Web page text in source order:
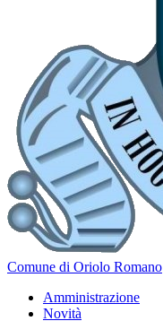
Comune di Oriolo Romano
Amministrazione
Novità